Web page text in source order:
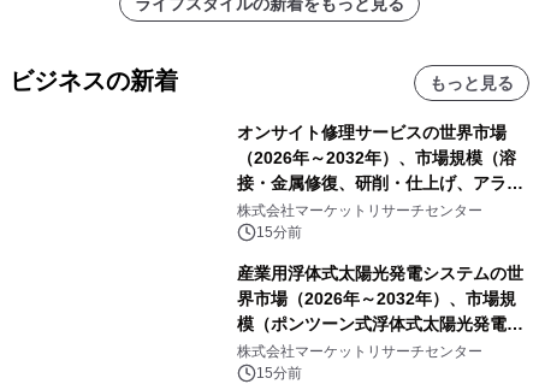
ビジネスの新着 もっと見る
オンサイト修理サービスの世界市場
（2026年～2032年）、市場規模（溶
接・金属修復、研削・仕上げ、アライ
メント、その他）・分析レポートを発
表
株式会社マーケットリサーチセンター
15分前
産業用浮体式太陽光発電システムの世
界市場（2026年～2032年）、市場規
模（ポンツーン式浮体式太陽光発電シ
ステム、モジュール式浮体式太陽光発
電システム、係留式浮体式太陽光発電
株式会社マーケットリサーチセンター
15分前